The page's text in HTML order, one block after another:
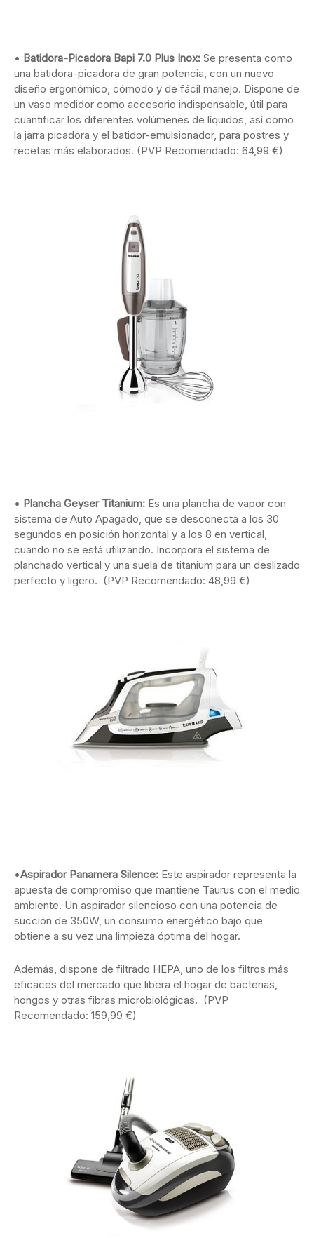
• Batidora-Picadora Bapi 7.0 Plus Inox: Se presenta como
una batidora-picadora de gran potencia, con un nuevo
diseño ergonómico, cómodo y de fácil manejo. Dispone de
un vaso medidor como accesorio indispensable, útil para
cuantificar los diferentes volúmenes de líquidos, así como
la jarra picadora y el batidor-emulsionador, para postres y
recetas más elaborados. (PVP Recomendado: 64,99 €)
• Plancha Geyser Titanium: Es una plancha de vapor con
sistema de Auto Apagado, que se desconecta a los 30
segundos en posición horizontal y a los 8 en vertical,
cuando no se está utilizando. Incorpora el sistema de
planchado vertical y una suela de titanium para un deslizado
perfecto y ligero. (PVP Recomendado: 48,99 €)
•Aspirador Panamera Silence: Este aspirador representa la
apuesta de compromiso que mantiene Taurus con el medio
ambiente. Un aspirador silencioso con una potencia de
succión de 350W, un consumo energético bajo que
obtiene a su vez una limpieza óptima del hogar.
Además, dispone de filtrado HEPA, uno de los filtros más
eficaces del mercado que libera el hogar de bacterias,
hongos y otras fibras microbiológicas. (PVP
Recomendado: 159,99 €)